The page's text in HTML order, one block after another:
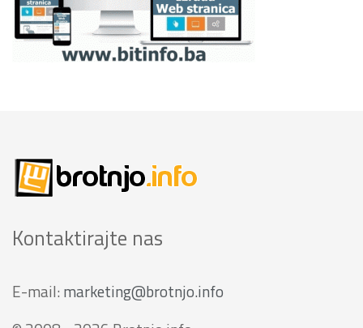
Kontaktirajte nas
E-mail: marketing@brotnjo.info